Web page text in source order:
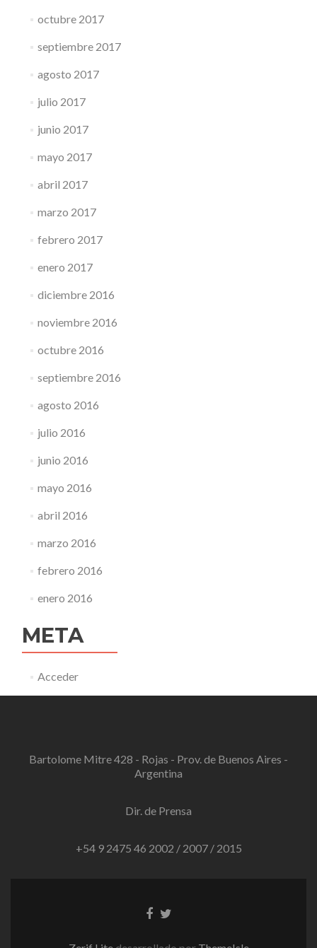
octubre 2017
septiembre 2017
agosto 2017
julio 2017
junio 2017
mayo 2017
abril 2017
marzo 2017
febrero 2017
enero 2017
diciembre 2016
noviembre 2016
octubre 2016
septiembre 2016
agosto 2016
julio 2016
junio 2016
mayo 2016
abril 2016
marzo 2016
febrero 2016
enero 2016
META
Acceder
Bartolome Mitre 428 - Rojas - Prov. de Buenos Aires -
Argentina
Dir. de Prensa
+54 9 2475 46 2002 / 2007 / 2015
EnlaceEnlace